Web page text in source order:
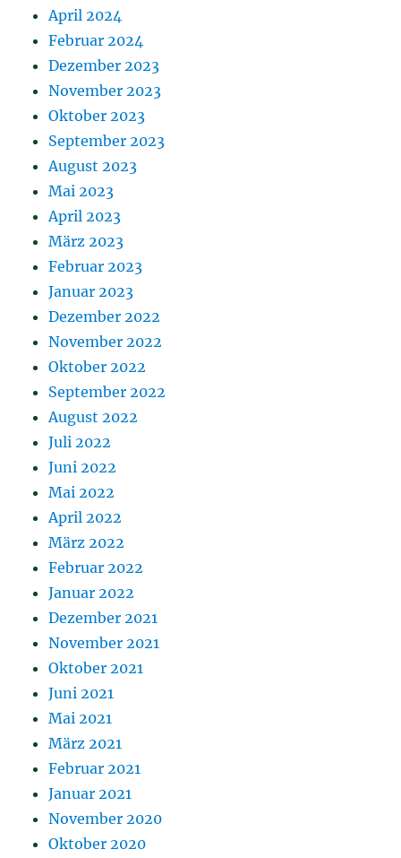
April 2024
Februar 2024
Dezember 2023
November 2023
Oktober 2023
September 2023
August 2023
Mai 2023
April 2023
März 2023
Februar 2023
Januar 2023
Dezember 2022
November 2022
Oktober 2022
September 2022
August 2022
Juli 2022
Juni 2022
Mai 2022
April 2022
März 2022
Februar 2022
Januar 2022
Dezember 2021
November 2021
Oktober 2021
Juni 2021
Mai 2021
März 2021
Februar 2021
Januar 2021
November 2020
Oktober 2020